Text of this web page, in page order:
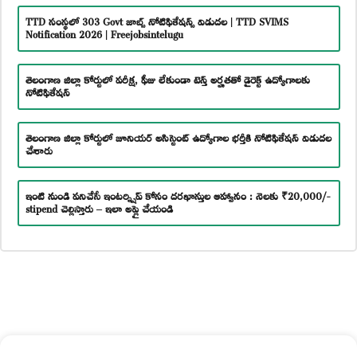
TTD సంస్థలో 303 Govt జాబ్స్ నోటిఫికేషన్స్ విడుదల | TTD SVIMS
Notification 2026 | Freejobsintelugu
తెలంగాణ జిల్లా కోర్టులో పరీక్ష, ఫీజు లేకుండా టెన్త్ అర్హతతో డైరెక్ట్ ఉద్యోగాలకు
నోటిఫికేషన్
తెలంగాణ జిల్లా కోర్టులో జూనియర్ అసిస్టెంట్ ఉద్యోగాల భర్తీకి నోటిఫికేషన్ విడుదల
చేశారు
ఇంటి నుండి పనిచేసే ఇంటర్న్షిప్ కోసం దరఖాస్తుల ఆహ్వానం : నెలకు ₹20,000/-
stipend చెల్లిస్తారు – ఇలా అప్లై చేయండి